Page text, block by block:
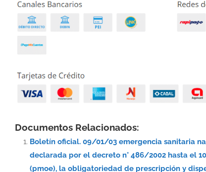
Documentos Relacionados:
Boletín oficial. 09/01/03 emergencia sanitaria
declarada por el decreto n° 486/2002 hasta el
(pmoe), la obligatoriedad de prescripción y